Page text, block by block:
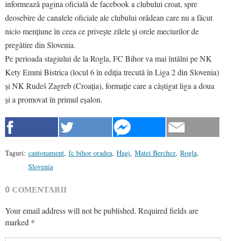
informează pagina oficială de facebook a clubului croat, spre
deosebire de canalele oficiale ale clubului orădean care nu a făcut
nicio mențiune în ceea ce privește zilele și orele meciurilor de
pregătire din Slovenia.
Pe perioada stagiului de la Rogla, FC Bihor va mai întâlni pe NK
Kety Emmi Bistrica (locul 6 în ediția trecută în Liga 2 din Slovenia)
și NK Rudeš Zagreb (Croația), formație care a câștigat liga a doua
și a promovat în primul eșalon.
Taguri: cantonament, fc bihor oradea, Hagi, Matei Berchez, Rogla,
Slovenia
0 COMENTARII
Your email address will not be published. Required fields are
marked *